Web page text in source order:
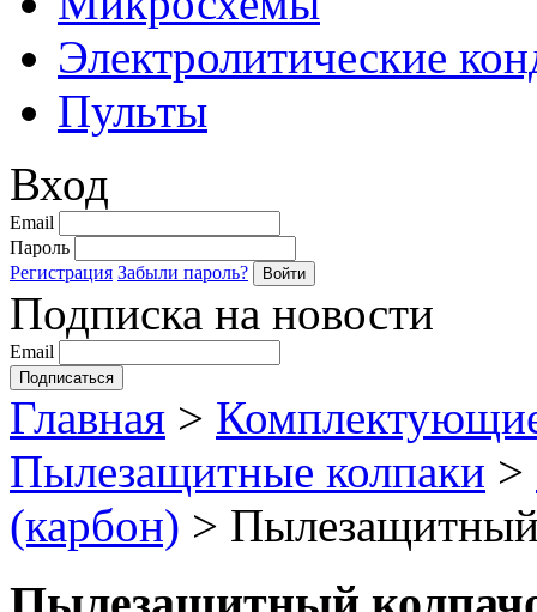
Электролитические
Пульты
Вход
Email
Пароль
Регистрация Забыли пароль?
Подписка на новости
Email
Главная >
Пылезащитные колпаки >
(карбон) >